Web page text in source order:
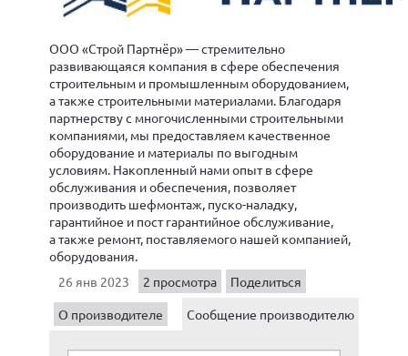
ООО «Строй Партнёр» — стремительно
развивающаяся компания в сфере обеспечения
строительным и промышленным оборудованием,
а также строительными материалами. Благодаря
партнерству с многочисленными строительными
компаниями, мы предоставляем качественное
оборудование и материалы по выгодным
условиям. Накопленный нами опыт в сфере
обслуживания и обеспечения, позволяет
производить шефмонтаж, пуско-наладку,
гарантийное и пост гарантийное обслуживание,
а также ремонт, поставляемого нашей компанией,
оборудования.
26 янв 2023
2 просмотра
Поделиться
О производителе
Сообщение производителю